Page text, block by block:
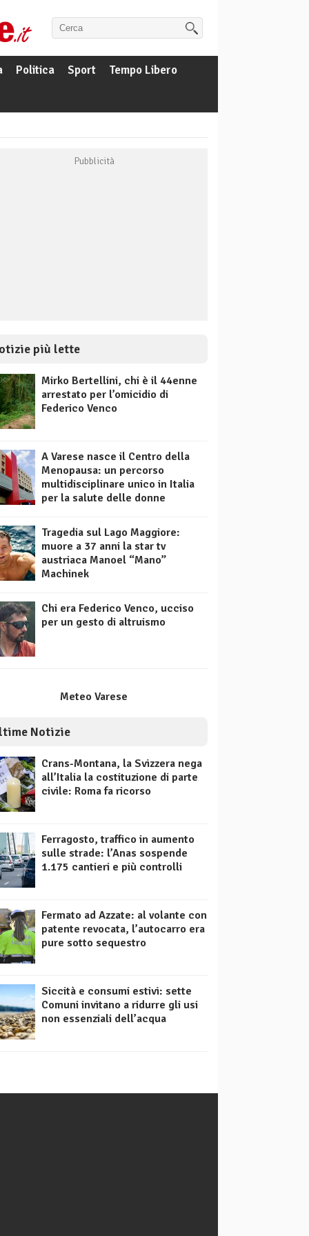
Politica Sport Tempo Libero
più lette
Mirko Bertellini, chi è il 44enne
arrestato per l’omicidio di
Federico Venco
A Varese nasce il Centro della
Menopausa: un percorso
multidisciplinare unico in Italia
per la salute delle donne
Tragedia sul Lago Maggiore:
muore a 37 anni la star tv
austriaca Manoel “Mano”
Machinek
Chi era Federico Venco, ucciso
per un gesto di altruismo
Meteo Varese
Notizie
Crans-Montana, la Svizzera nega
all’Italia la costituzione di parte
civile: Roma fa ricorso
Ferragosto, traffico in aumento
sulle strade: l’Anas sospende
1.175 cantieri e più controlli
Fermato ad Azzate: al volante con
patente revocata, l’autocarro era
pure sotto sequestro
Siccità e consumi estivi: sette
Comuni invitano a ridurre gli usi
non essenziali dell’acqua